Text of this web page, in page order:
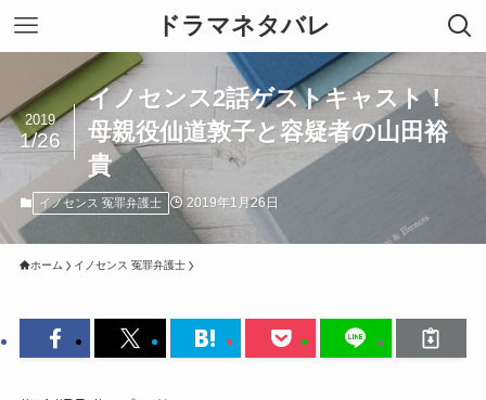
ドラマネタバレ
イノセンス2話ゲストキャスト！
母親役仙道敦子と容疑者の山田裕
貴
2019
1/26
イノセンス 冤罪弁護士 2019年1月26日
ホーム イノセンス 冤罪弁護士